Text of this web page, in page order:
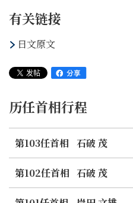
有关链接
日文原文
历任首相行程
第103任首相 石破 茂
第102任首相 石破 茂